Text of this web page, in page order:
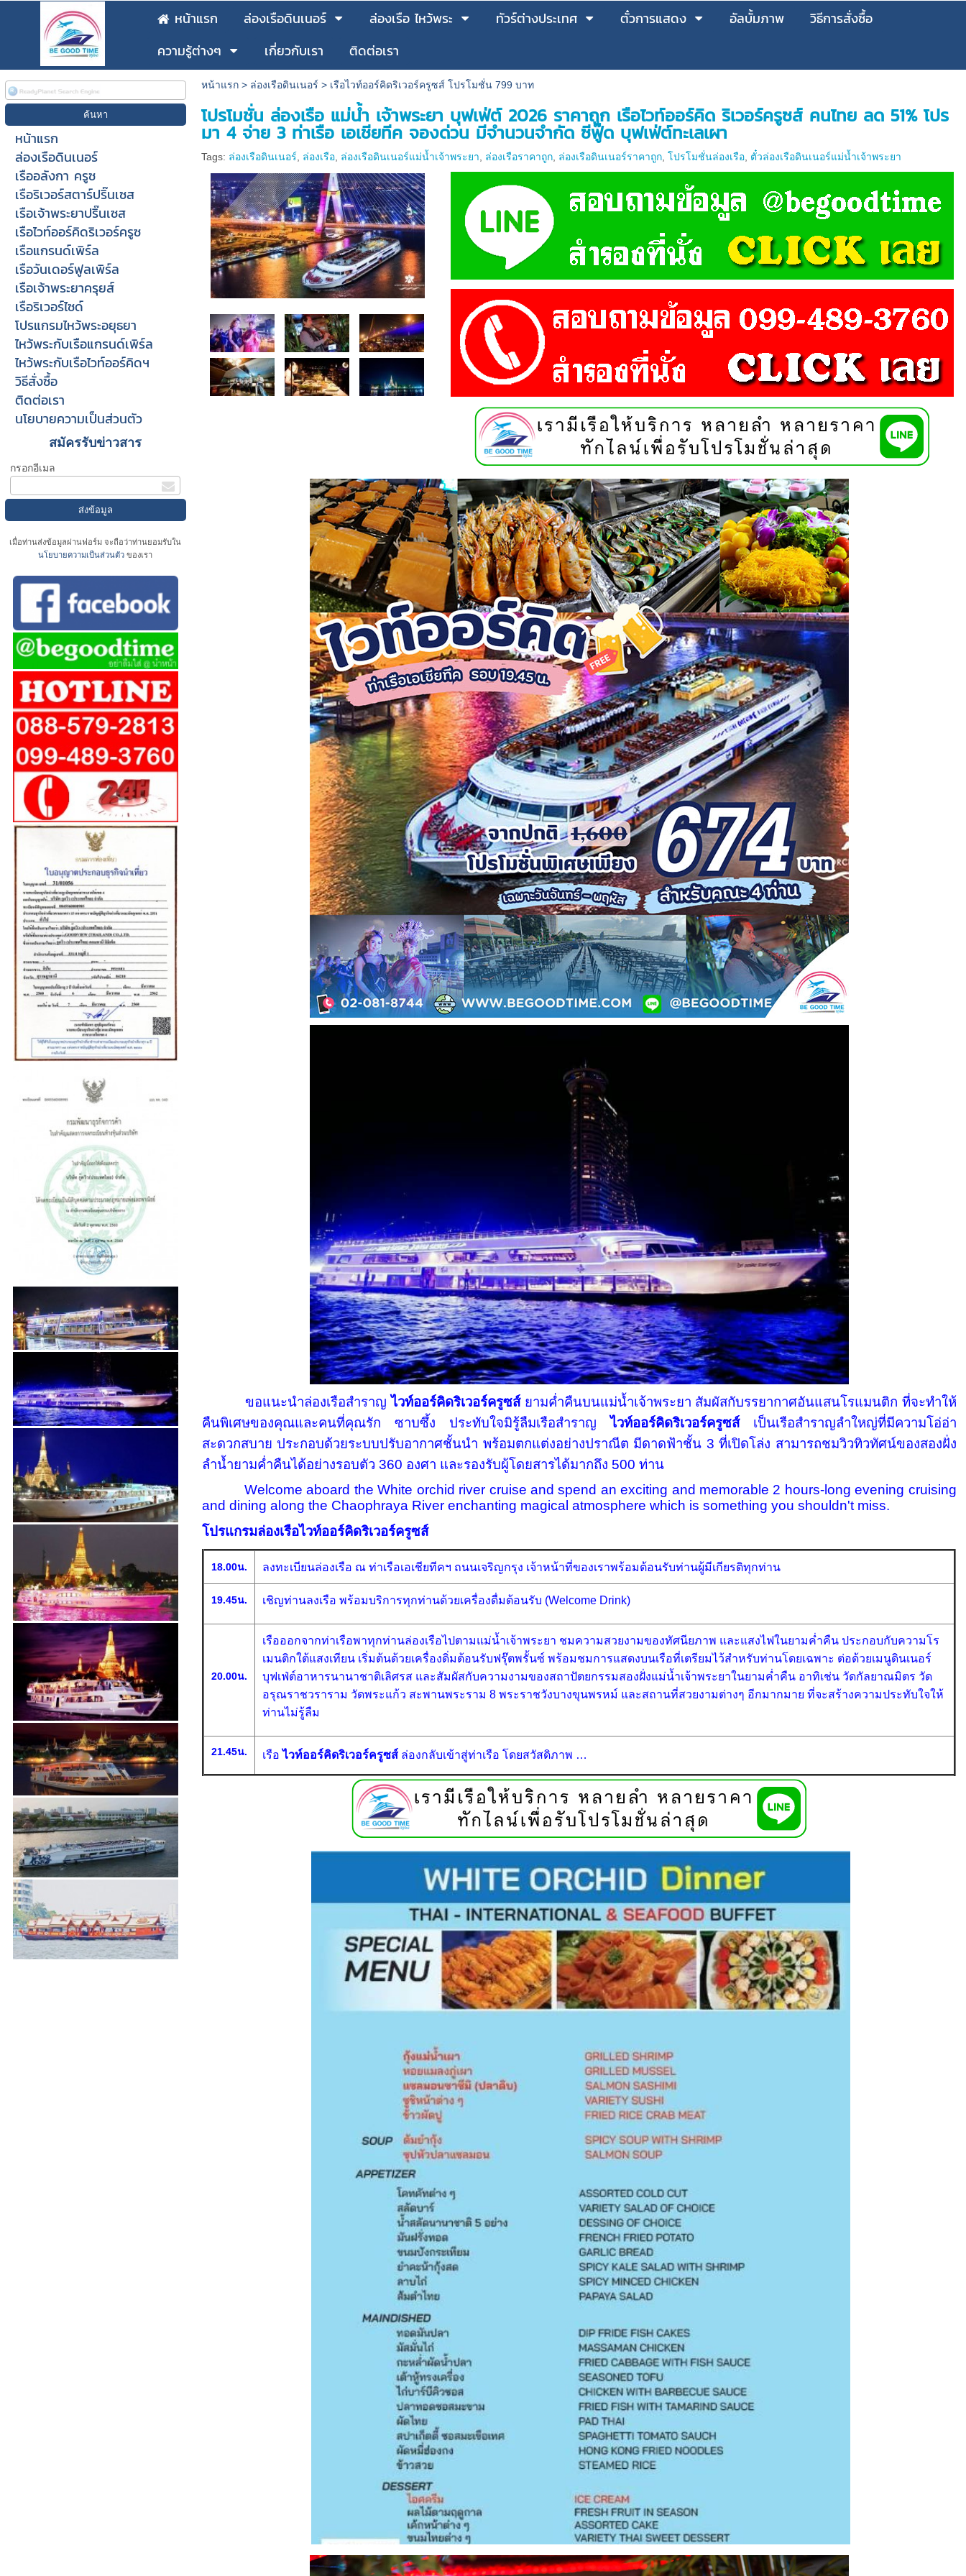
หน้าแรก ล่องเรือดินเนอร์ ล่องเรือ ไหว้พระ ทัวร์ต่างประเทศ ตั๋วการแสดง อัลบั้มภาพ
วิธีการสั่งซื้อ
ความรู้ต่างๆ
เกี่ยวกับเรา ติดต่อเรา
หน้าแรก
ล่องเรือดินเนอร์
เรืออลังกา ครูซ
เรือริเวอร์สตาร์ปริ๊นเซส
เรือเจ้าพระยาปริ๊นเซส
เรือไวท์ออร์คิดริเวอร์ครูซ
เรือแกรนด์เพิร์ล
เรือวันเดอร์ฟูลเพิร์ล
เรือเจ้าพระยาครุยส์
เรือริเวอร์ไซด์
โปรแกรมไหว้พระอยุธยา
ไหว้พระกับเรือแกรนด์เพิร์ล
ไหว้พระกับเรือไวท์ออร์คิดฯ
วิธีสั่งซื้อ
ติดต่อเรา
นโยบายความเป็นส่วนตัว
สมัครรับข่าวสาร
กรอกอีเมล
เมื่อท่านส่งข้อมูลผ่านฟอร์ม จะถือว่าท่านยอมรับใน
นโยบายความเป็นส่วนตัวของเรา
หน้าแรก> ล่องเรือดินเนอร์ > เรือไวท์ออร์คิดริเวอร์ครูซส์ โปรโมชั่น 799 บาท
โปรโมชั่น ล่องเรือ แม่น้ำ เจ้าพระยา บุฟเฟ่ต์ 2026 ราคาถูก เรือไวท์ออร์คิด ริเวอร์ครูซส์ คนไทย ลด 51% โปร
มา 4 จ่าย 3 ท่าเรือ เอเชียทีค จองด่วน มีจำนวนจำกัด ซีฟู๊ด บุฟเฟ่ต์ทะเลเผา
Tags: ล่องเรือดินเนอร์ ล่องเรือ ล่องเรือดินเนอร์แม่น้ำเจ้าพระยา ล่องเรือราคาถูก ล่องเรือดินเนอร์ราคาถูก ,โปรโมชั่นล่องเรือ ตั๋วล่องเรือดินเนอร์แม่น้ำเจ้าพระยา
ขอแนะนำล่องเรือสำราญไวท์ออร์คิดริเวอร์ครูซส์ยามค่ำคืนบนแม่น้ำเจ้าพระยา สัมผัสกับรรยากาศอันแสนโรแมนติก ที่จะทำให้
คืนพิเศษของคุณและคนที่คุณรัก ซาบซึ้ง ประทับใจมิรู้ลืมเรือสำราญไวท์ออร์คิดริเวอร์ครูซส์เป็นเรือสำราญลำใหญ่ที่มีความโอ่อ่า
สะดวกสบาย ประกอบด้วยระบบปรับอากาศชั้นนำ พร้อมตกแต่งอย่างปราณีต มีดาดฟ้าชั้น 3 ที่เปิดโล่ง สามารถชมวิวทิวทัศน์ของสองฝั่ง
ลำน้ำยามค่ำคืนได้อย่างรอบตัว 360 องศา และรองรับผู้โดยสารได้มากถึง 500 ท่าน
Welcome aboard the White orchid river cruise and spend an exciting and memorable 2 hours-long evening cruising
and dining along the Chaophraya River enchanting magical atmosphere which is something you shouldn't miss.
โปรแกรมล่องเรือไวท์ออร์คิดริเวอร์ครูซส์
18.00น. ลงทะเบียนล่องเรือ ณ ท่าเรือเอเชียทีคฯ ถนนเจริญกรุง เจ้าหน้าที่ของเราพร้อมต้อนรับท่านผู้มีเกียรติทุกท่าน
19.45น. เชิญท่านลงเรือ พร้อมบริการทุกท่านด้วยเครื่องดื่มต้อนรับ (Welcome Drink)
20.00น.
เรือออกจากท่าเรือพาทุกท่านล่องเรือไปตามแม่น้ำเจ้าพระยา ชมความสวยงามของทัศนียภาพ และแสงไฟในยามค่ำคืน ประกอบกับความโร
เมนติกใต้แสงเทียน เริ่มต้นด้วยเครื่องดิ่มต้อนรับฟรุ๊ตพรั้นซ์ พร้อมชมการแสดงบนเรือที่เตรียมไว้สำหรับท่านโดยเฉพาะ ต่อด้วยเมนูดินเนอร์
บุฟเฟ่ต์อาหารนานาชาติเลิศรส และสัมผัสกับความงามของสถาปัตยกรรมสองฝั่งแม่น้ำเจ้าพระยาในยามค่ำคืน อาทิเช่น วัดกัลยาณมิตร วัด
อรุณราชวราราม วัดพระแก้ว สะพานพระราม 8 พระราชวังบางขุนพรหม์ และสถานที่สวยงามต่างๆ อีกมากมาย ที่จะสร้างความประทับใจให้
ท่านไม่รู้ลืม
21.45น. เรือ ไวท์ออร์คิดริเวอร์ครูซส์ ล่องกลับเข้าสู่ท่าเรือ โดยสวัสดิภาพ …